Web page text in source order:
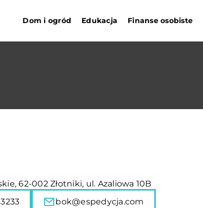
Dom i ogród Edukacja Finanse osobiste
62-002 Złotniki, ul. Azaliowa 10B
bok@espedycja.com